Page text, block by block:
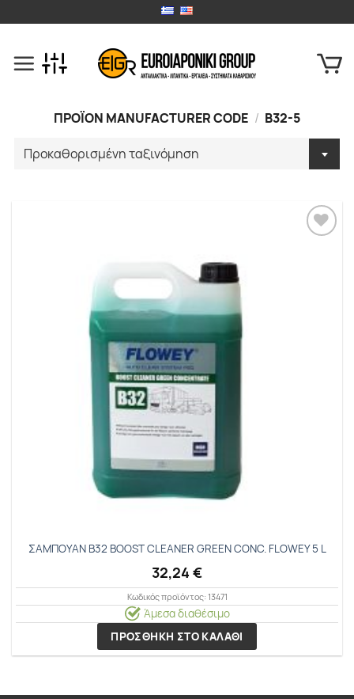
to
ΠΡΟΪΟΝ MANUFACTURER CODE / B32-5
ΣΑΜΠΟΥΑΝ Β32 ΒΟΟSΤ CLΕΑΝΕR GREEN CONC. FLΟWΕΥ 5 L
32,24 €
Κωδικός προϊόντος: 13471
Άμεσα διαθέσιμο
ΠΡΟΣΘΗΚΗ ΣΤΟ ΚΑΛΑΘΙ